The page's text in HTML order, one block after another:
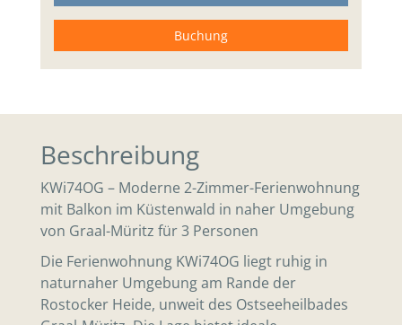
Buchung
Beschreibung
KWi74OG – Moderne 2-Zimmer-Ferienwohnung
mit Balkon im Küstenwald in naher Umgebung
von Graal-Müritz für 3 Personen
Die Ferienwohnung KWi74OG liegt ruhig in
naturnaher Umgebung am Rande der
Rostocker Heide, unweit des Ostseeheilbades